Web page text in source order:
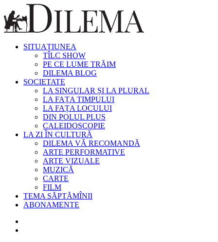
SITUAȚIUNEA
TÎLC SHOW
PE CE LUME TRĂIM
DILEMA BLOG
SOCIETATE
LA SINGULAR ȘI LA PLURAL
LA FAȚA TIMPULUI
LA FAȚA LOCULUI
DIN POLUL PLUS
CALEIDOSCOPIE
LA ZI ÎN CULTURĂ
DILEMA VĂ RECOMANDĂ
ARTE PERFORMATIVE
ARTE VIZUALE
MUZICĂ
CARTE
FILM
TEMA SĂPTĂMÎNII
ABONAMENTE